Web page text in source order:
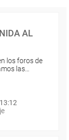
AL
los foros de
las…